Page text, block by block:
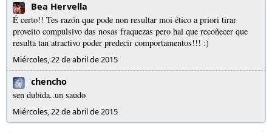
Bea Hervella
É certo!! Tes razón que pode non resultar moi ético a priori tirar
proveito compulsivo das nosas fraquezas pero hai que recoñecer que
resulta tan atractivo poder predecir comportamentos!!! :)
Miércoles, 22 de abril de 2015
chencho
sen dubida..un saudo
Miércoles, 22 de abril de 2015